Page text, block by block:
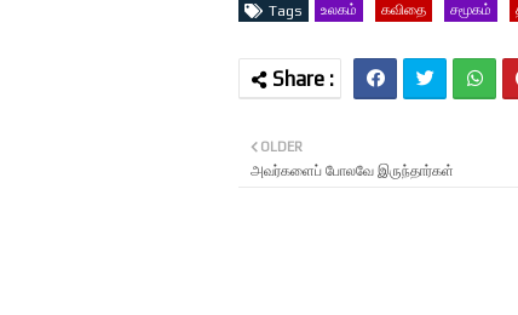
Tags உலகம் கவிதை சமூகம்
OLDER
அவர்களைப் போலவே இருந்தார்கள்